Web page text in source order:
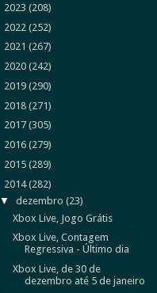
2023 (208)
2022 (252)
2021 (267)
2020 (242)
2019 (290)
2018 (271)
2017 (305)
2016 (279)
2015 (289)
2014(282)
▼dezembro(23)
Xbox Live, Jogo Grátis
Xbox Live, Contagem
Regressiva - Último dia
Xbox Live, de 30 de
dezembro até 5 de janeiro